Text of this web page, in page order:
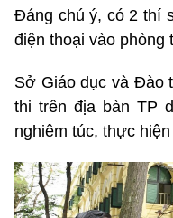
Đáng chú ý, có 2 thí
điện thoại vào phòng
Sở Giáo dục và Đào
thi trên địa bàn TP
nghiêm túc, thực